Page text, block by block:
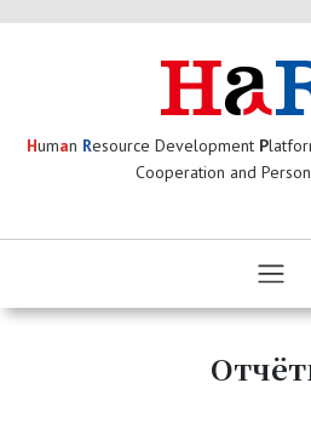
Human Resource Development P
Cooperation and